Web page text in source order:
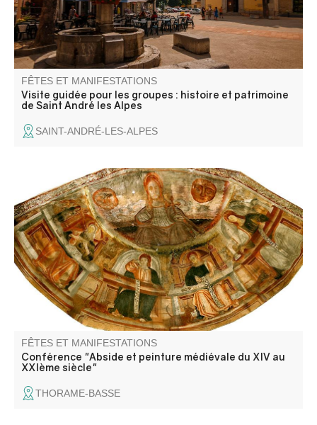
FÊTES ET MANIFESTATIONS
Visite guidée pour les groupes : histoire et patrimoine
de Saint André les Alpes
SAINT-ANDRÉ-LES-ALPES
Histoire et présentation du projet de restauration par
Damien Caron, architecte du Patrimoine et Mme Laure
Van Ysendryck, restauratrice des décors peints.
FÊTES ET MANIFESTATIONS
Conférence "Abside et peinture médiévale du XIV au
XXIème siècle"
THORAME-BASSE